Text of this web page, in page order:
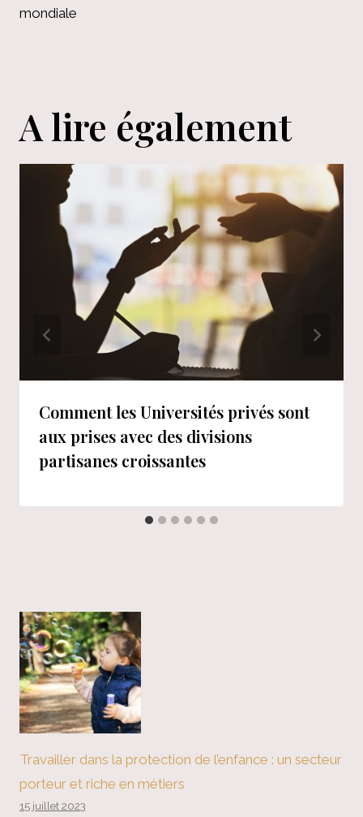
mondiale
A lire également
Comment les Universités privés sont
aux prises avec des divisions
partisanes croissantes
Travailler dans la protection de l’enfance : un secteur
porteur et riche en métiers
15 juillet 2023